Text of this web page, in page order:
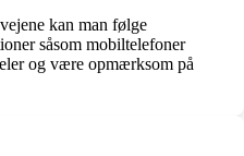
kan man følge
såsom mobiltelefoner
og være opmærksom på